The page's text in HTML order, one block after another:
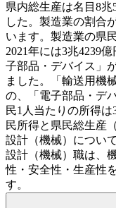
県内総生産は名目8兆
した。製造業の割合
います。製造業の県
2021年には3兆4239
子部品・デバイス」
ました。「輸送用機
の、「電子部品・デ
民1人当たりの所得
民所得と県民総生産
設計（機械）について
設計（機械）職は、
性・安全性・生産性
す。